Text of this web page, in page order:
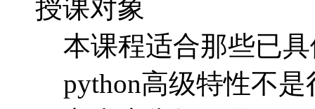
授课对象
本课程适合那些已
python高级特性不